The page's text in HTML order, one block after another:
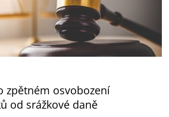
zpětném osvobození
od srážkové daně